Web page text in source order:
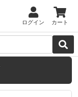
ログイン カート